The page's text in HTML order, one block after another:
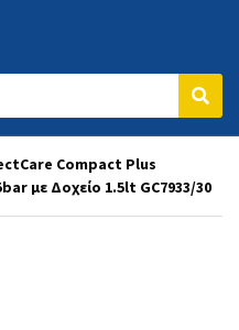
Compact Plus
με Δοχείο 1.5lt GC7933/30